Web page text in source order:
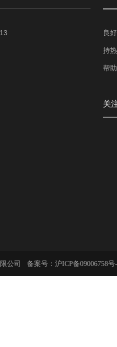
良
持
帮
关
公司 备案号： 沪ICP备09006758号